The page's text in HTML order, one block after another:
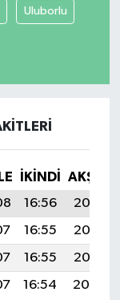
Uluborlu
İKINDI
AKŞAM
16:56
20:07
16:55
20:06
16:55
20:05
16:54 20:04